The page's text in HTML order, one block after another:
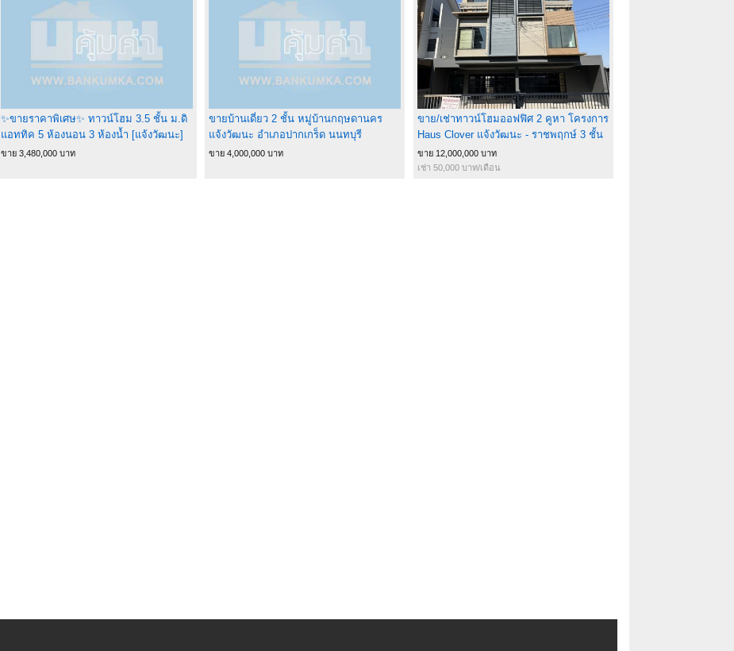
✨ขายราคาพิเศษ✨ ทาวน์โฮม 3.5 ชั้น ม.ดิ
แอททิค 5 ห้องนอน 3 ห้องน้ำ [แจ้งวัฒนะ]
บ้านเลขที่ 41/5 🔆 ขนาด 23.1 ตร.ว. 🔆
ขาย 3,480,000 บาท
ขายบ้านเดี่ยว 2 ชั้น หมู่บ้านกฤษดานคร
แจ้งวัฒนะ อำเภอปากเกร็ด นนทบุรี
ขาย 4,000,000 บาท
ขาย/เช่าทาวน์โฮมออฟฟิศ 2 คูหา โครงการ
Haus Clover แจ้งวัฒนะ - ราชพฤกษ์ 3 ชั้น
ครึ่ง บ้านแฝด ( 2 อาคารเชื่อมหากัน )
ขาย 12,000,000 บาท
เช่า 50,000 บาท/เดือน